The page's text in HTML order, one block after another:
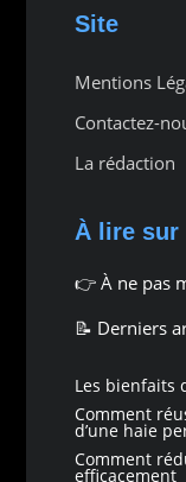
Site
Mentions
Contactez-
La rédaction
À lire sur
👉 À ne pas
📝 Derniers
Les bienfaits
Comment
d’une haie
Comment
efficacement